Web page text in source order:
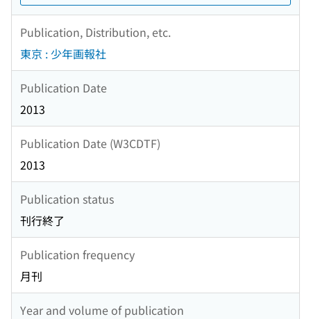
Publication, Distribution, etc.
東京 : 少年画報社
Publication Date
2013
Publication Date (W3CDTF)
2013
Publication status
刊行終了
Publication frequency
月刊
Year and volume of publication